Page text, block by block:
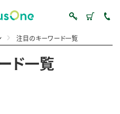
注目のキーワード一覧
ド一覧